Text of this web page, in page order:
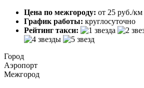
Цена по межгороду: от 25 руб./км
График работы: круглосуточно
Рейтинг такси:
Город
Аэропорт
Межгород